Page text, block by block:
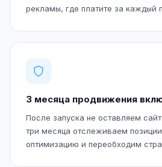
рекламы, где платите за каждый
3 месяца продвижения
После запуска не оставляем
три месяца отслеживаем
оптимизацию и переобходим